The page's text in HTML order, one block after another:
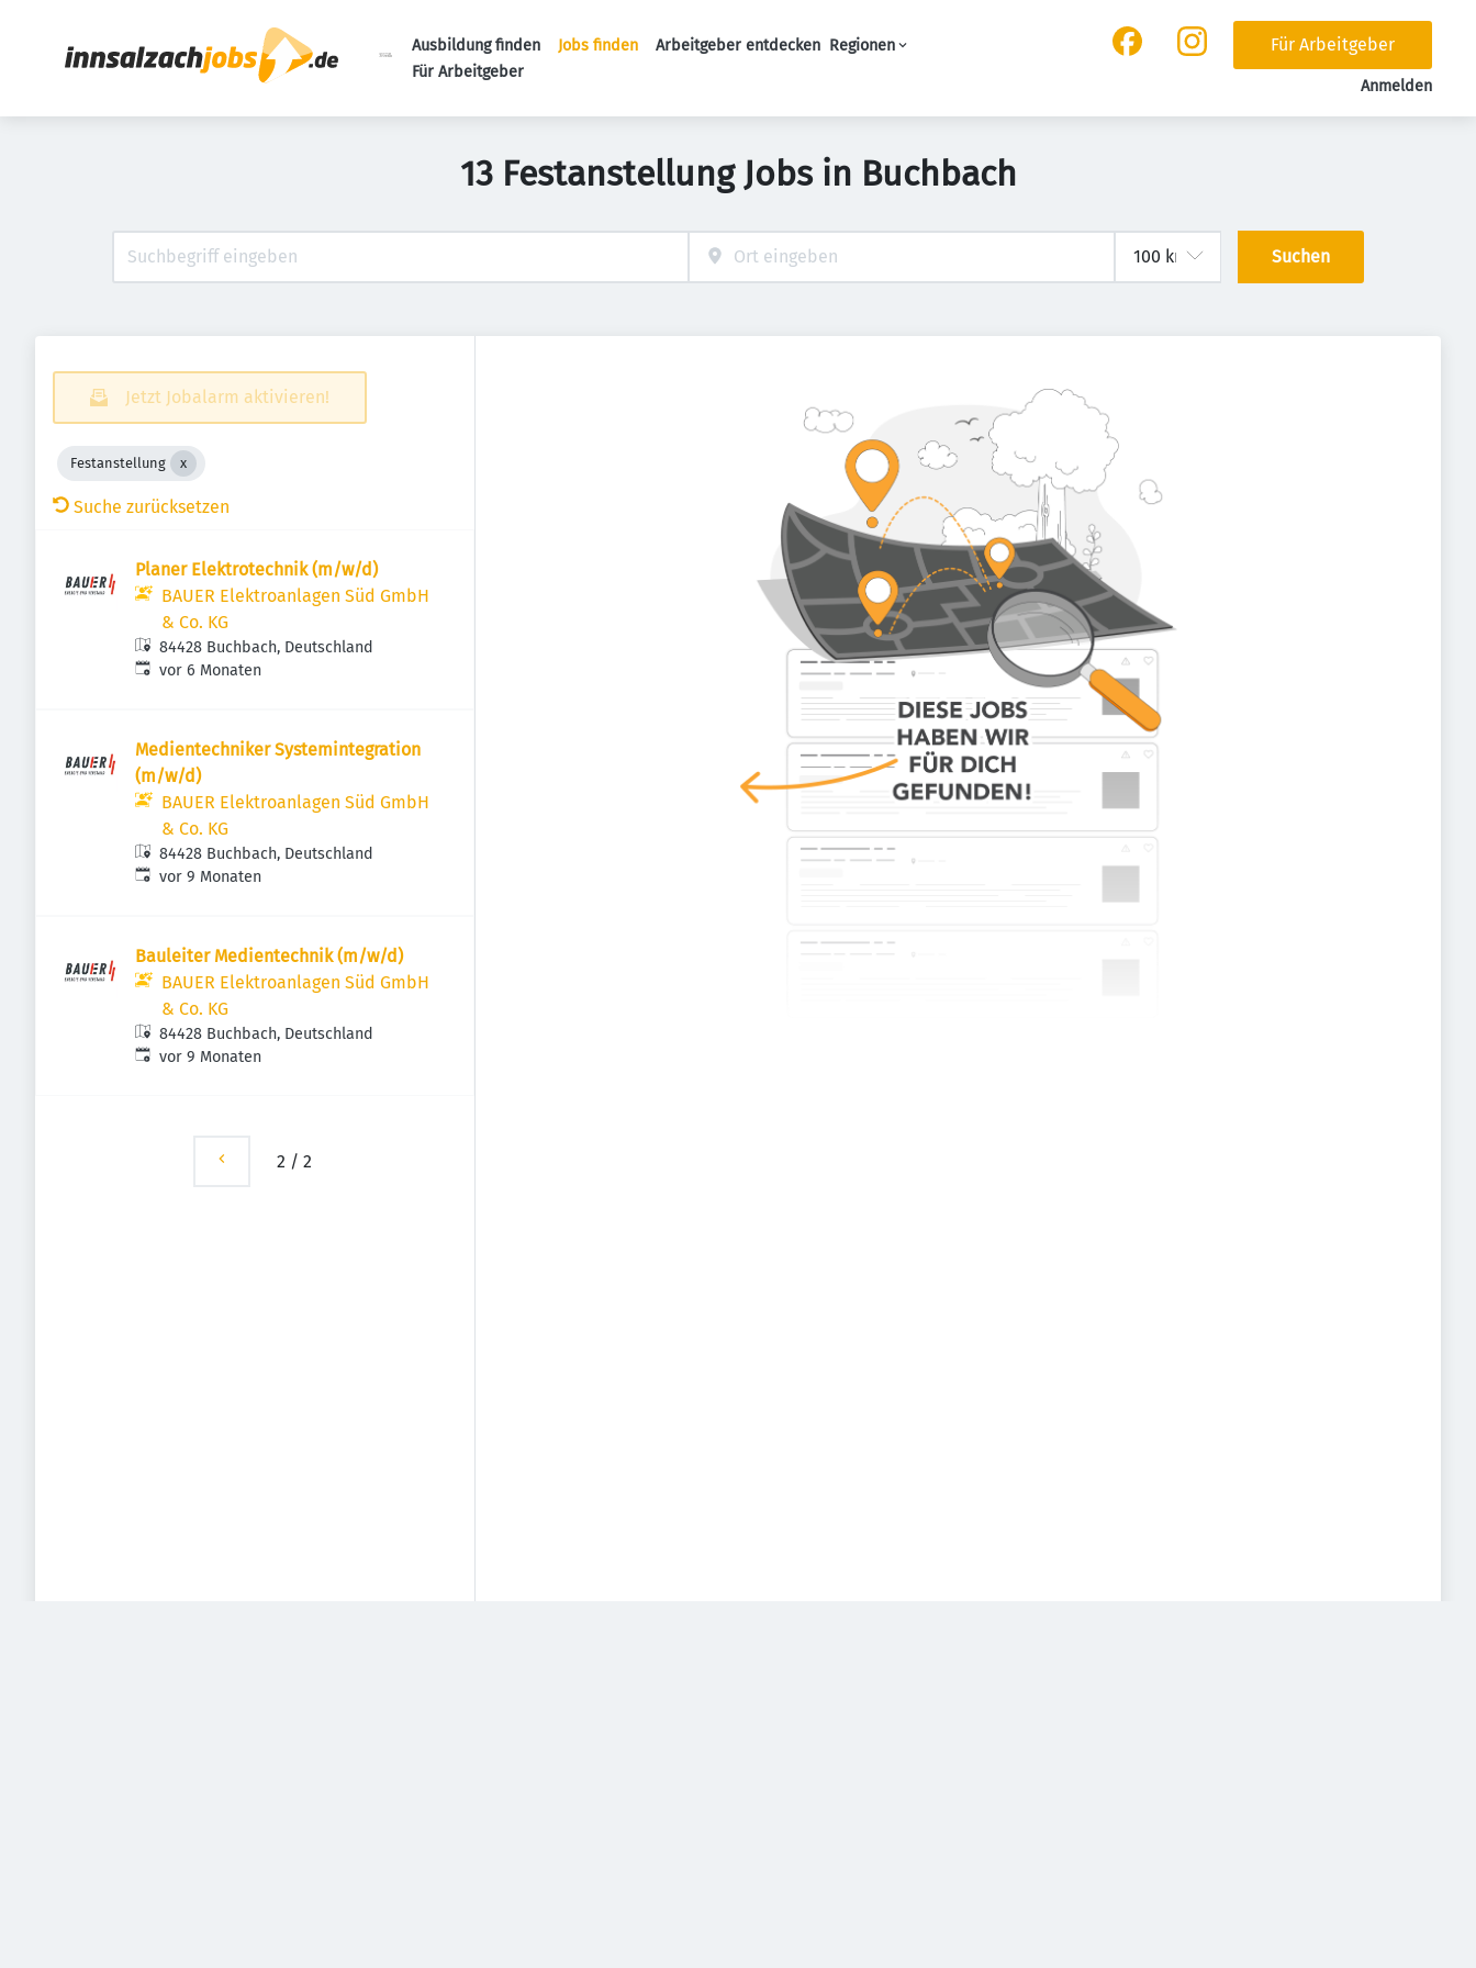
Ausbildung finden Jobs finden Arbeitgeber entdecken Regionen
Für Arbeitgeber
Für Arbeitgeber
Anmelden
13 Festanstellung Jobs in Buchbach
Suchen
Jetzt Jobalarm aktivieren!
Festanstellung
Suche zurücksetzen
Planer Elektrotechnik (m/w/d)
BAUER Elektroanlagen Süd GmbH
& Co. KG
84428 Buchbach, Deutschland
Veröffentlicht:
vor 6 Monaten
Medientechniker Systemintegration
(m/w/d)
BAUER Elektroanlagen Süd GmbH
& Co. KG
84428 Buchbach, Deutschland
Veröffentlicht:
vor 9 Monaten
Bauleiter Medientechnik (m/w/d)
BAUER Elektroanlagen Süd GmbH
& Co. KG
84428 Buchbach, Deutschland
Veröffentlicht:
vor 9 Monaten
2 / 2